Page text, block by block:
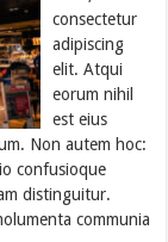
consectetur
adipiscing
elit. Atqui
eorum nihil
est eius
Non autem hoc:
confusioque
distinguitur.
communia